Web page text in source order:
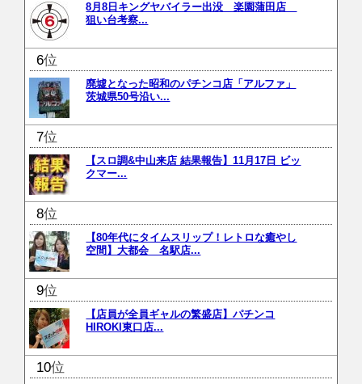
8月8日キングヤバイラー出没 楽園蒲田店
狙い台考察...
位
廃墟となった昭和のパチンコ店「アルファ」
茨城県50号沿い...
位
【スロ調&中山来店 結果報告】11月17日 ビッ
クマー...
位
【80年代にタイムスリップ！レトロな癒やし
空間】大都会 名駅店...
位
【店員が全員ギャルの繁盛店】パチンコ
HIROKI東口店...
位